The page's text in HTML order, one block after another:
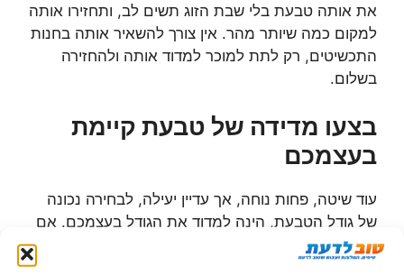
את אותה טבעת בלי שבת הזוג תשים לב, ותחזירו אותה
למקום כמה שיותר מהר. אין צורך להשאיר אותה בחנות
התכשיטים, רק לתת למוכר למדוד אותה ולהחזירה
בשלום.
בצעו מדידה של טבעת קיימת
בעצמכם
עוד שיטה, פחות נוחה, אך עדיין יעילה, לבחירה נכונה
של גודל הטבעת, הינה למדוד את הגודל בעצמכם. אם
יש לבת הזוג שלכם טבעת שהיא עונדת באופן קבוע, נסו